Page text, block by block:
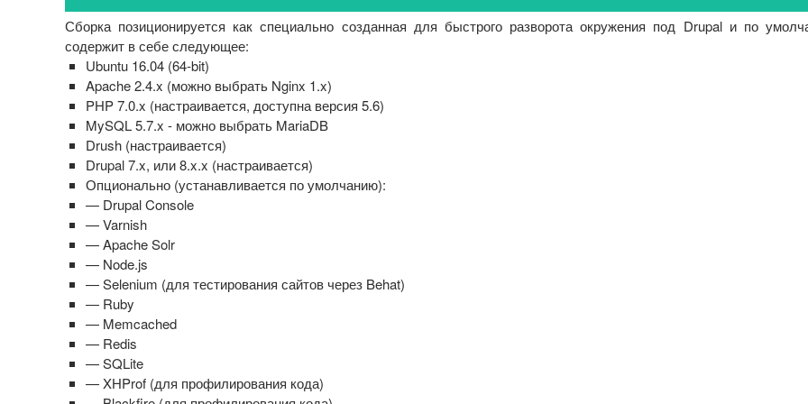
Сборка позиционируется как специально созданная для быстрого разворота окружения под Drupal и по
содержит в себе следующее:
Ubuntu 16.04 (64-bit)
Apache 2.4.x (можно выбрать Nginx 1.x)
PHP 7.0.x (настраивается, доступна версия 5.6)
MySQL 5.7.x - можно выбрать MariaDB
Drush (настраивается)
Drupal 7.x, или 8.x.x (настраивается)
Опционально (устанавливается по умолчанию):
— Drupal Console
— Varnish
— Apache Solr
— Node.js
— Selenium (для тестирования сайтов через Behat)
— Ruby
— Memcached
— Redis
— SQLite
— XHProf (для профилирования кода)